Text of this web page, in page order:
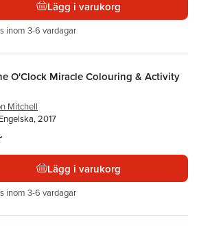
Lägg i varukorg
inom 3-6 vardagar
O'Clock Miracle Colouring & Activity
Mitchell
2017
Lägg i varukorg
inom 3-6 vardagar